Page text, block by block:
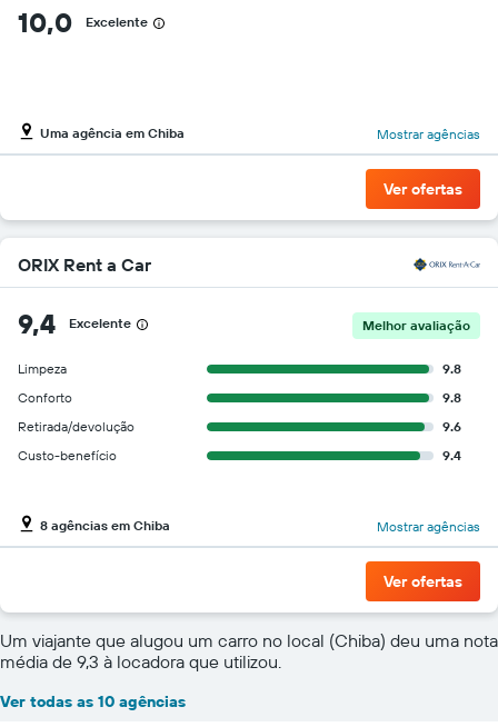
10,0 Excelente
Uma agência em Chiba Mostrar agências
Ver ofertas
ORIX Rent a Car
9,4 Excelente Melhor avaliação
Limpeza
9.8
Conforto
9.8
Retirada/devolução
9.6
Custo-benefício
9.4
8 agências em Chiba Mostrar agências
Ver ofertas
Um viajante que alugou um carro no local (Chiba) deu uma nota
média de 9,3 à locadora que utilizou.
Ver todas as 10 agências